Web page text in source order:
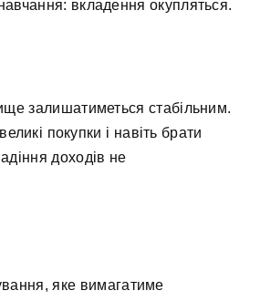
вкладення окупляться.
залишатиметься стабільним.
покупки і навіть брати
доходів не
яке вимагатиме